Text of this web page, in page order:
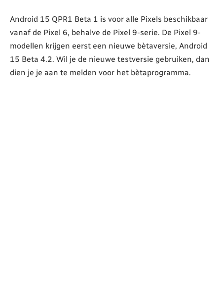
Android 15 QPR1 Beta 1 is voor alle Pixels beschikbaar
vanaf de Pixel 6, behalve de Pixel 9-serie. De Pixel 9-
modellen krijgen eerst een nieuwe bètaversie, Android
15 Beta 4.2. Wil je de nieuwe testversie gebruiken, dan
dien je je aan te melden voor het bètaprogramma.